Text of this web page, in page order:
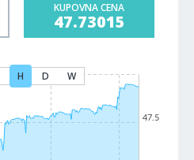
KUPOVNA CENA
47.73015
H D W
47.5